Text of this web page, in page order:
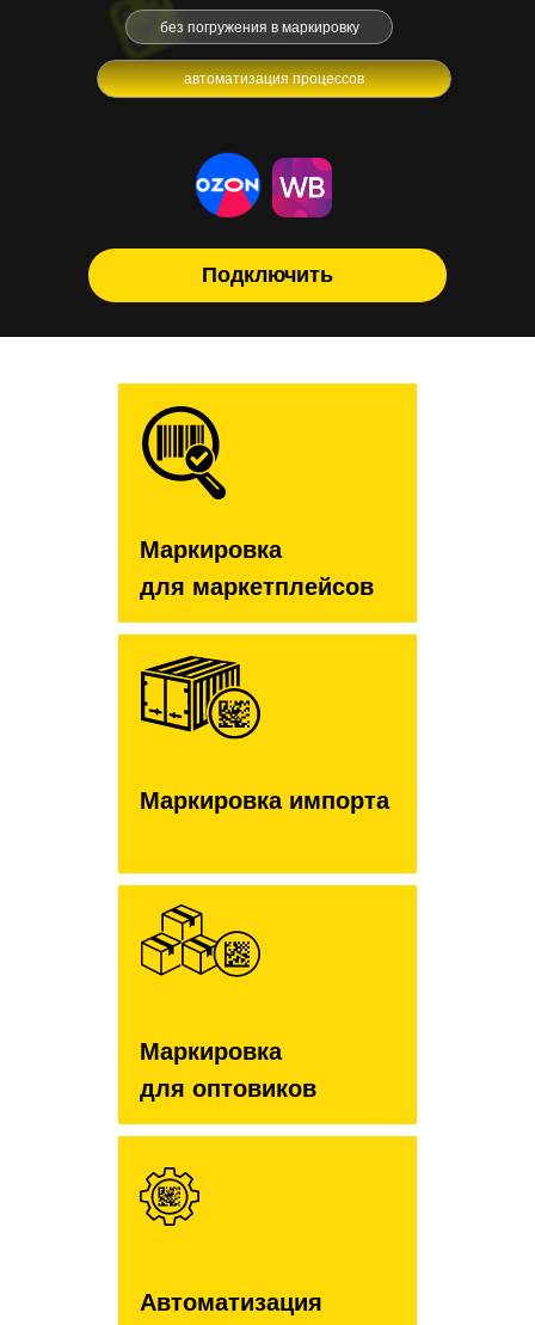
Подключить
автоматизация процессов
без погружения в маркировку
Автоматизация
Маркировка
для оптовиков
Маркировка импорта
Маркировка
для маркетплейсов